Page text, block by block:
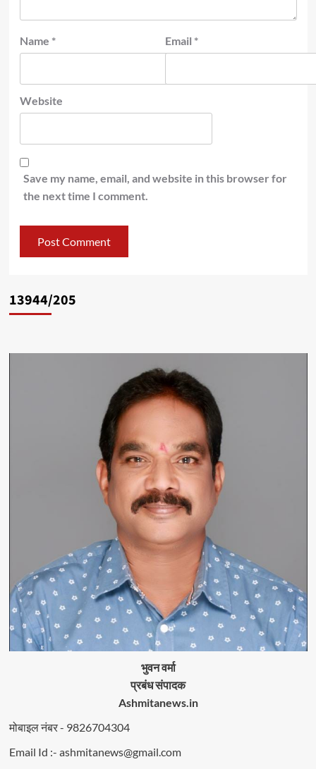
Name * Email *
Website
Save my name, email, and website in this browser for
the next time I comment.
13944/205
भुवन वर्मा
प्रबंध संपादक
Ashmitanews.in
मोबाइल नंबर - 9826704304
Email Id :- ashmitanews@gmail.com